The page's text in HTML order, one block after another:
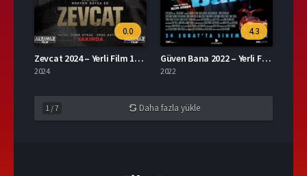
0.0
Zevcat 2024 – Yerli Film 1080p Turkce Dublaj izle
2024
4.3
Güven Bana 2022 – Yerli Film 1080p Turkce Dublaj izle
2022
1 /7 Daha fazla yükle